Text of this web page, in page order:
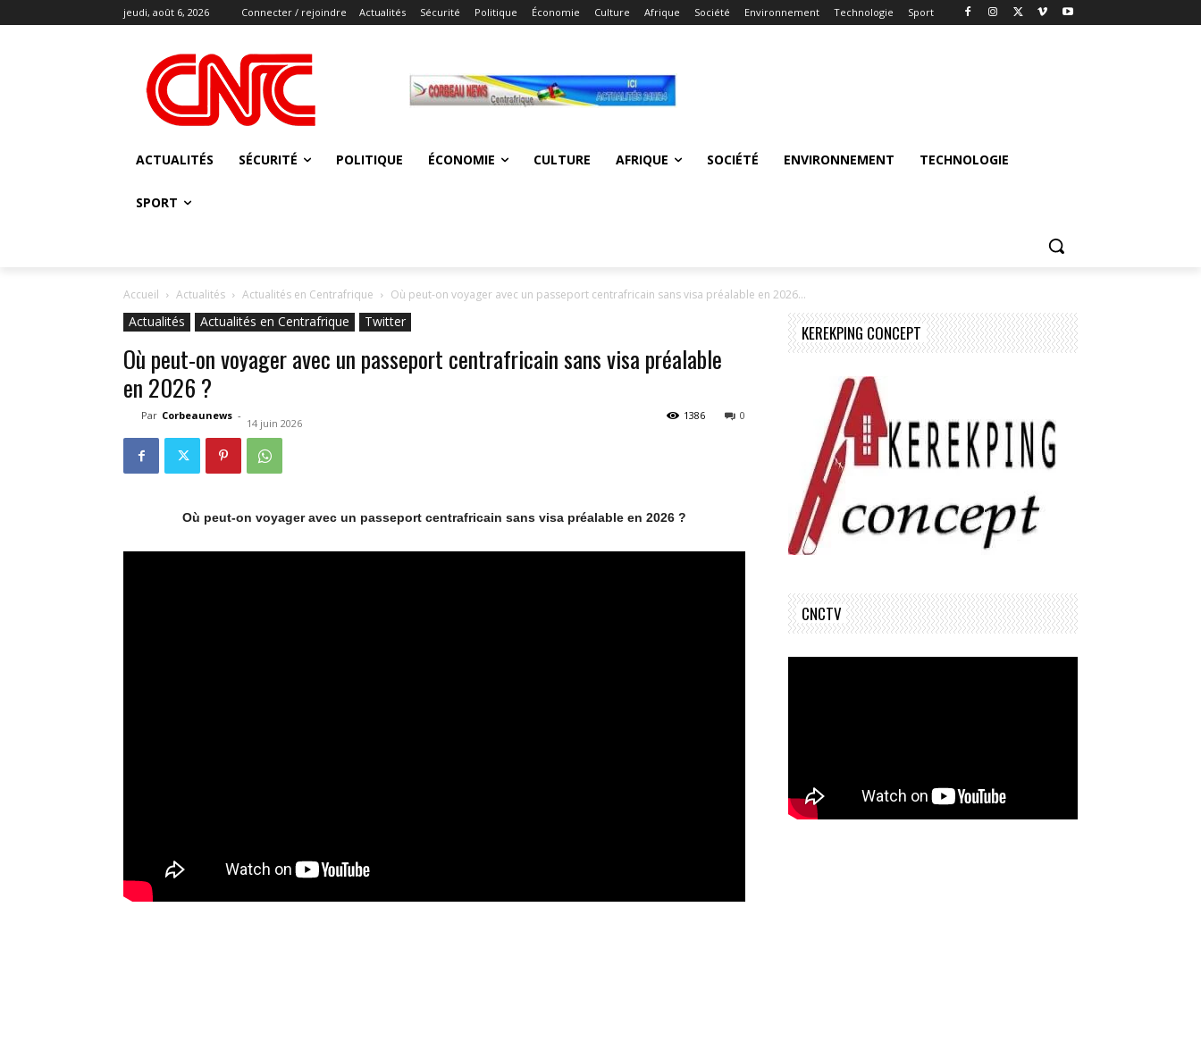
jeudi, août 6, 2026 Connecter / rejoindre Actualités Sécurité Politique Économie Culture Afrique Société Environnement Technologie Sport
ACTUALITÉS SÉCURITÉ POLITIQUE ÉCONOMIE CULTURE AFRIQUE SOCIÉTÉ ENVIRONNEMENT TECHNOLOGIE
SPORT
Accueil Actualités Actualités en Centrafrique Où peut-on voyager avec un passeport centrafricain sans visa préalable en 2026...
Actualités Actualités en Centrafrique Twitter
Où peut-on voyager avec un passeport centrafricain sans visa préalable
en 2026 ?
Par Corbeaunews -
14 juin 2026
0
1386
Où peut-on voyager avec un passeport centrafricain sans visa préalable en 2026 ?
KEREKPING CONCEPT
CNCTV